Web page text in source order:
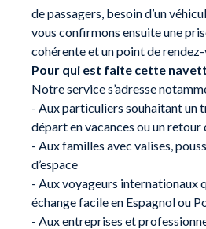
de passagers, besoin d’un
vous confirmons ensuite une
cohérente et un point de
Pour qui est faite cette
Notre service s’adresse
- Aux particuliers souhaitant un
départ en vacances ou un retour
- Aux familles avec valises,
d’espace
- Aux voyageurs internationaux
échange facile en Espagnol ou
- Aux entreprises et